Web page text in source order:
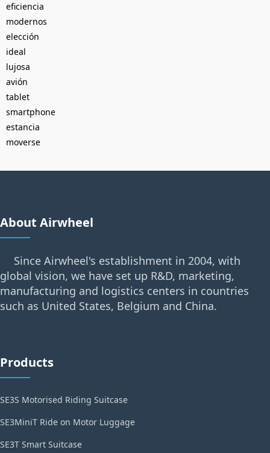
eficiencia
modernos
elección
ideal
lujosa
avión
tablet
smartphone
estancia
moverse
About Airwheel
Since Airwheel's establishment in 2004, with
global vision, we have set up R&D, marketing,
manufacturing and logistics centers in countries
such as United States, Belgium and China.
Products
SE3S Motorised Riding Suitcase
SE3MiniT Ride on Motor Luggage
SE3T Smart Suitcase